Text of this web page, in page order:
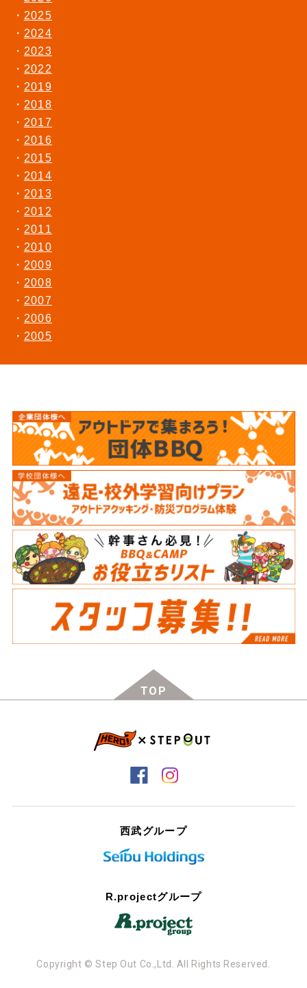
2025
2024
2023
2022
2019
2018
2017
2016
2015
2014
2013
2012
2011
2010
2009
2008
2007
2006
2005
TOP
西武グループ
R.projectグループ
Copyright © Step Out Co.,Ltd. All Rights Reserved.